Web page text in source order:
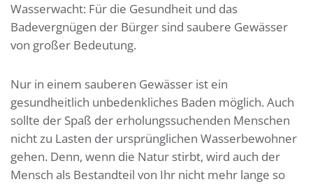
Wasserwacht: Für die Gesundheit und das
Badevergnügen der Bürger sind saubere Gewässer
von großer Bedeutung.
Nur in einem sauberen Gewässer ist ein
gesundheitlich unbedenkliches Baden möglich. Auch
sollte der Spaß der erholungssuchenden Menschen
nicht zu Lasten der ursprünglichen Wasserbewohner
gehen. Denn, wenn die Natur stirbt, wird auch der
Mensch als Bestandteil von Ihr nicht mehr lange so